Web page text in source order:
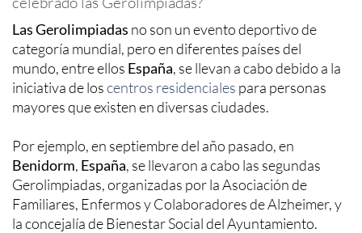
Las Gerolimpiadas no son un evento deportivo de
categoría mundial, pero en diferentes países del
mundo, entre ellos España, se llevan a cabo debido a la
iniciativa de loscentros residenciales para personas
mayores que existen en diversas ciudades.
Por ejemplo, en septiembre del año pasado, en
Benidorm, España, se llevaron a cabo las segundas
Gerolimpiadas, organizadas por la Asociación de
Familiares, Enfermos y Colaboradores de Alzheimer, y
la concejalía de Bienestar Social del Ayuntamiento.